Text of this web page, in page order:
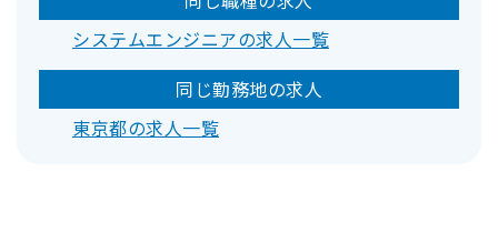
システムエンジニアの求人一覧
同じ勤務地の求人
東京都の求人一覧